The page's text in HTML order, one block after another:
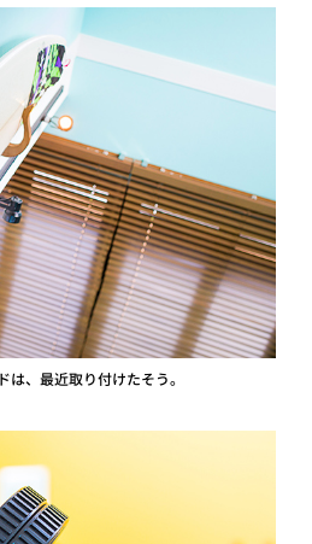
、最近取り付けたそう。